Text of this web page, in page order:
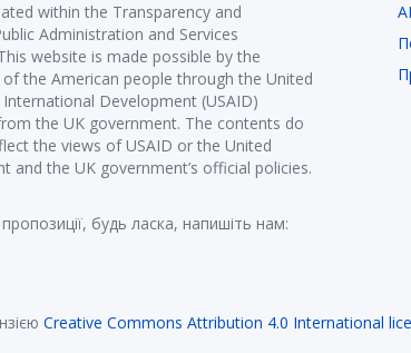
within the Transparency and
Administration and Services
website is made possible by the
the American people through the United
Development (USAID)
the UK government. The contents do
the views of USAID or the United
and the UK government’s official policies.
будь ласка, напишіть нам:
Creative Commons Attribution 4.0 International